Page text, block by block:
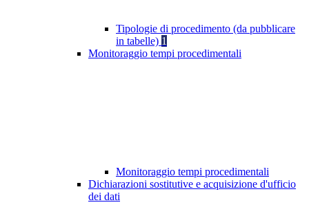
Tipologie di procedimento (da pubblicare
in tabelle) 1
Monitoraggio tempi procedimentali
Monitoraggio tempi procedimentali
Dichiarazioni sostitutive e acquisizione d'ufficio
dei dati